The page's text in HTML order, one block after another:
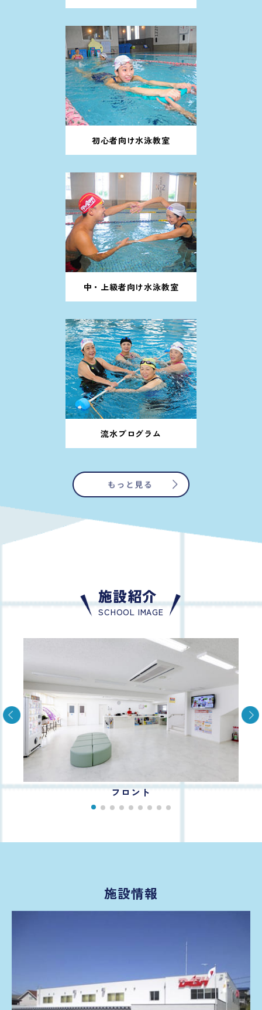
初心者向け水泳教室
中・上級者向け水泳教室
流水プログラム
施設紹介
SCHOOL IMAGE
フロント
施設情報